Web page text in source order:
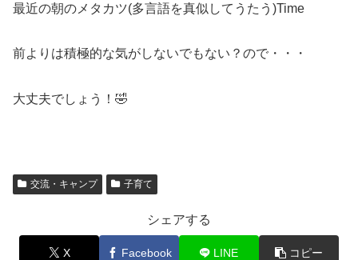
最近の朝のメタカツ(多言語を真似してうたう)Time
前よりは積極的な気がしないでもない？ので・・・
大丈夫でしょう！🤣
交流・キャンプ 子育て
シェアする
X Facebook LINE コピー